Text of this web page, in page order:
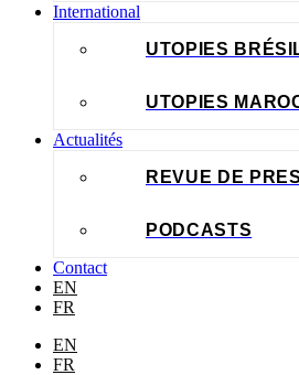
International
UTOPIES
UTOPIES
Actualités
REVUE DE
PODCASTS
Contact
EN
FR
EN
FR